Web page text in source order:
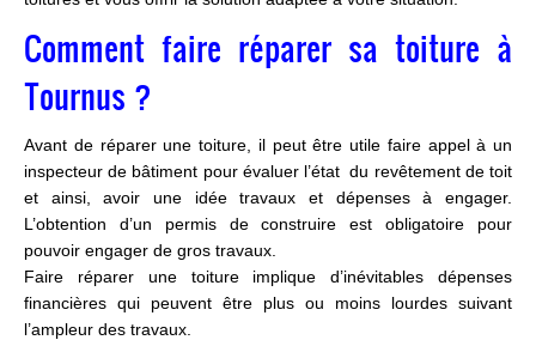
Comment faire réparer sa toiture à
Tournus ?
Avant de réparer une toiture, il peut être utile faire appel à un
inspecteur de bâtiment pour évaluer l’état du revêtement de toit
et ainsi, avoir une idée travaux et dépenses à engager.
L’obtention d’un permis de construire est obligatoire pour
pouvoir engager de gros travaux.
Faire réparer une toiture implique d’inévitables dépenses
financières qui peuvent être plus ou moins lourdes suivant
l’ampleur des travaux.